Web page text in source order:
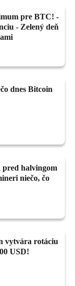
pre BTC! -
- Zelený deň
dnes Bitcoin
pred halvingom
niečo, čo
vytvára rotáciu
USD!